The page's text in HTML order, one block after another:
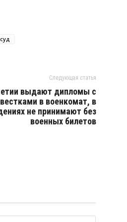
Следующая статья
выдают дипломы с
в военкомат, в
не принимают без
военных билетов